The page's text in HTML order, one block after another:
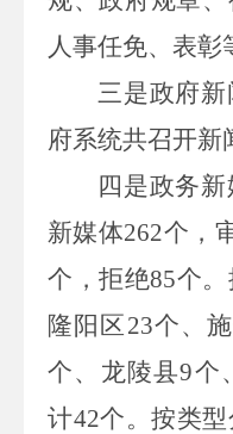
人事任免、表彰
三是政府
府系统共召开新
四是政务新
新媒体262个，
个，拒绝85个
隆阳区23个、
个、龙陵县9个
计42个。按类